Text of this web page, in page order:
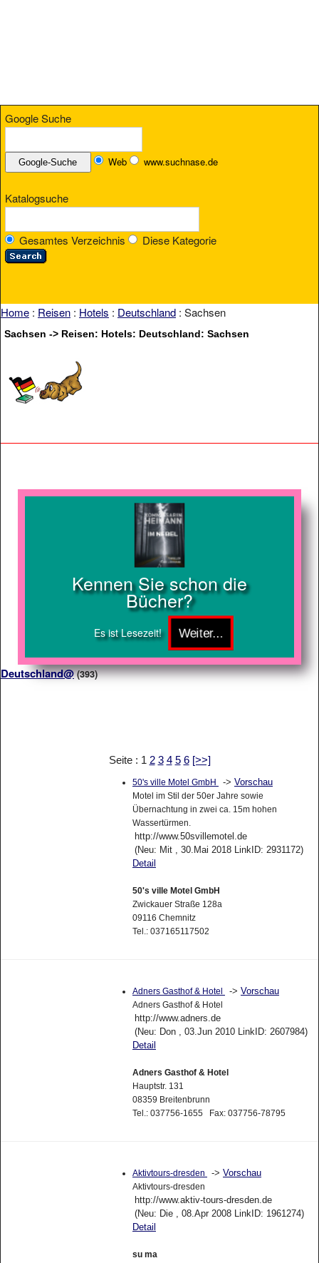
Google Suche
Web www.suchnase.de
Katalogsuche
Gesamtes Verzeichnis Diese Kategorie
Home : Reisen : Hotels : Deutschland : Sachsen
Sachsen -> Reisen: Hotels: Deutschland: Sachsen
Kennen Sie schon die
Bücher?
Es ist Lesezeit!
Deutschland@ (393)
Seite : 1 2 3 4 5 6 [>>]
50's ville Motel GmbH -> Vorschau
Motel im Stil der 50er Jahre sowie
Übernachtung in zwei ca. 15m hohen
Wassertürmen.
http://www.50svillemotel.de
(Neu: Mit , 30.Mai 2018 LinkID: 2931172)
Detail
50's ville Motel GmbH
Zwickauer Straße 128a
09116 Chemnitz
Tel.: 037165117502
Adners Gasthof & Hotel -> Vorschau
Adners Gasthof & Hotel
http://www.adners.de
(Neu: Don , 03.Jun 2010 LinkID: 2607984)
Detail
Adners Gasthof & Hotel
Hauptstr. 131
08359 Breitenbrunn
Tel.: 037756-1655 Fax: 037756-78795
Aktivtours-dresden -> Vorschau
Aktivtours-dresden
http://www.aktiv-tours-dresden.de
(Neu: Die , 08.Apr 2008 LinkID: 1961274)
Detail
su ma